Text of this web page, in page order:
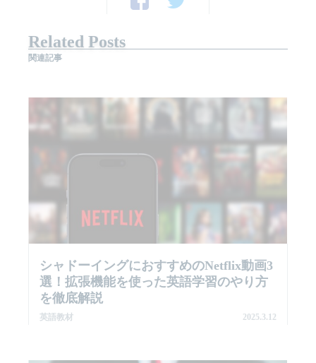
Related Posts
関連記事
シャドーイングにおすすめのNetflix動画3
選！拡張機能を使った英語学習のやり方
を徹底解説
英語教材 2025.3.12